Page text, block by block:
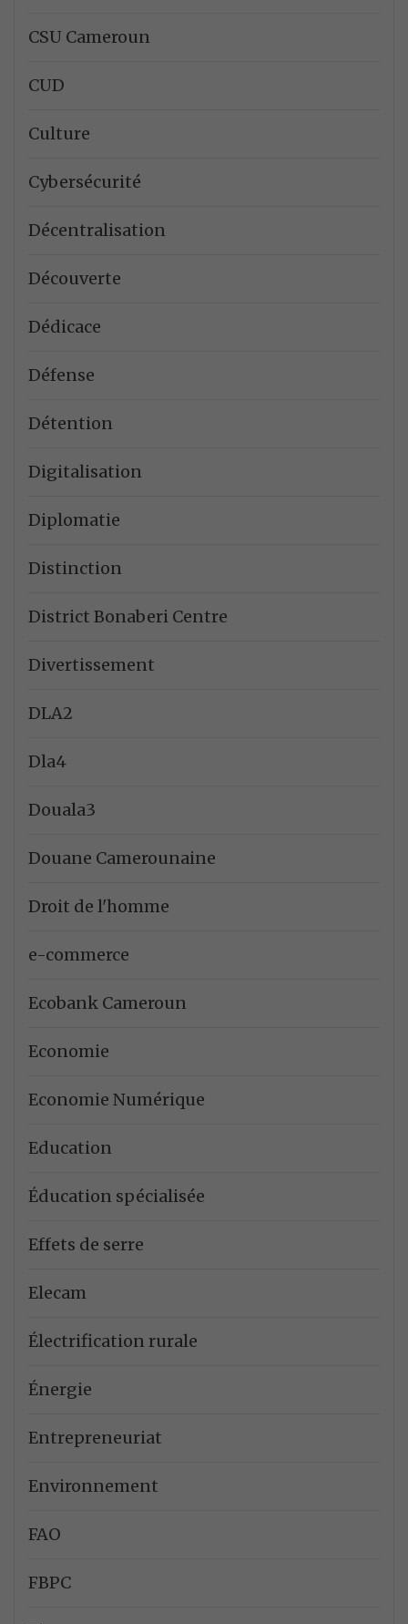
CSU Cameroun
CUD
Culture
Cybersécurité
Décentralisation
Découverte
Dédicace
Défense
Détention
Digitalisation
Diplomatie
Distinction
District Bonaberi Centre
Divertissement
DLA2
Dla4
Douala3
Douane Camerounaine
Droit de l'homme
e-commerce
Ecobank Cameroun
Economie
Economie Numérique
Education
Éducation spécialisée
Effets de serre
Elecam
Électrification rurale
Énergie
Entrepreneuriat
Environnement
FAO
FBPC